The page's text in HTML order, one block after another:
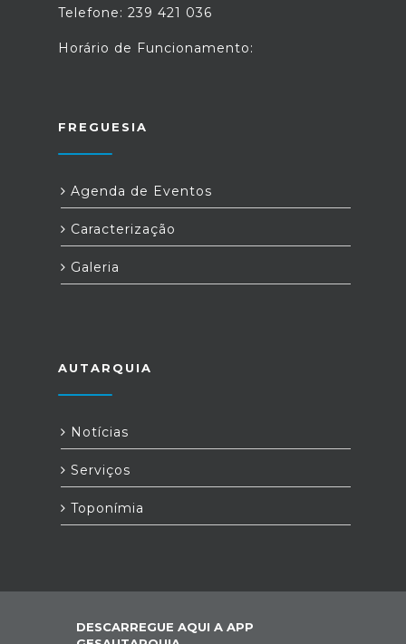
Telefone: 239 421 036
Horário de Funcionamento:
FREGUESIA
Agenda de Eventos
Caracterização
Galeria
AUTARQUIA
Notícias
Serviços
Toponímia
DESCARREGUE AQUI A APP